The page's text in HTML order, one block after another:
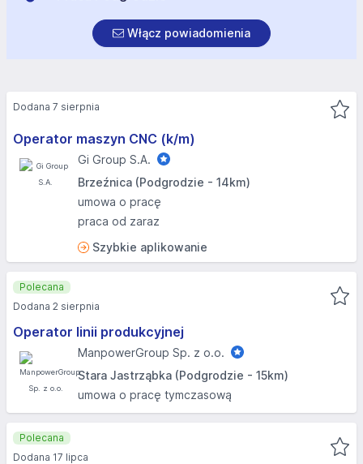
Włącz powiadomienia
Operator maszyn CNC (k/m)
Gi Group S.A.
Brzeźnica (Podgrodzie - 14km)
umowa o pracę
praca od zaraz
Szybkie aplikowanie
Dodana 7 sierpnia
Operator linii produkcyjnej
ManpowerGroup Sp. z o.o.
Stara Jastrząbka (Podgrodzie - 15km)
umowa o pracę tymczasową
Polecana
Dodana 2 sierpnia
Polecana
Dodana 17 lipca